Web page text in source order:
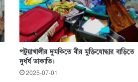
পটুয়াখালীর দুমকিতে বীর মুক্তিযোদ্ধার বাড়িতে
দুর্ধর্ষ ডাকাতি।
2025-07-01